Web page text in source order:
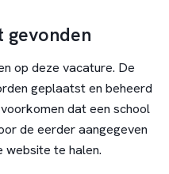
gevonden
op deze vacature. De
geplaatst en beheerd
dat een school
de eerder aangegeven
website te halen.